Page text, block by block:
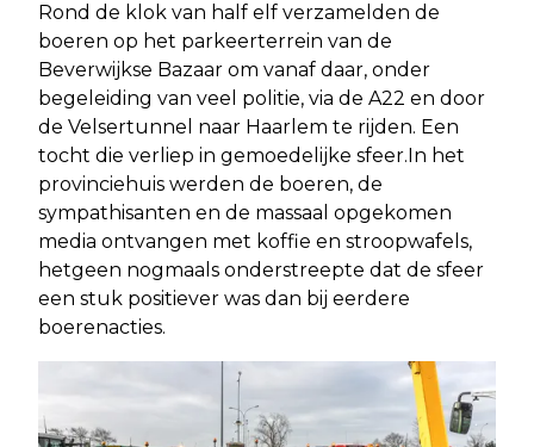
Rond de klok van half elf verzamelden de
boeren op het parkeerterrein van de
Beverwijkse Bazaar om vanaf daar, onder
begeleiding van veel politie, via de A22 en door
de Velsertunnel naar Haarlem te rijden. Een
tocht die verliep in gemoedelijke sfeer.In het
provinciehuis werden de boeren, de
sympathisanten en de massaal opgekomen
media ontvangen met koffie en stroopwafels,
hetgeen nogmaals onderstreepte dat de sfeer
een stuk positiever was dan bij eerdere
boerenacties.